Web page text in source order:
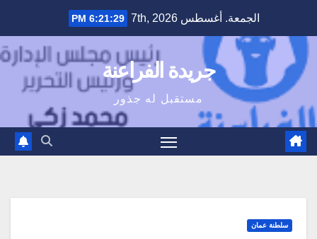
content
الجمعة. أغسطس 7th, 2026 6:21:30 PM
جريدة الفراعنة
مستقبل له جذور
سلطنة عمان